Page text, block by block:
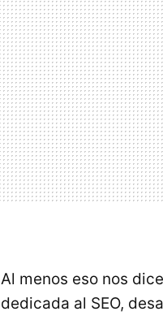
Al menos eso nos
dedicada al SEO,